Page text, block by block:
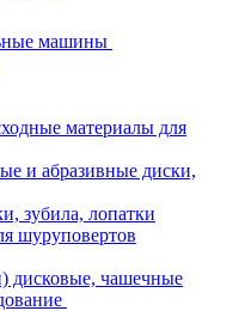
машины
материалы для
и абразивные диски,
зубила, лопатки
шуруповертов
дисковые, чашечные